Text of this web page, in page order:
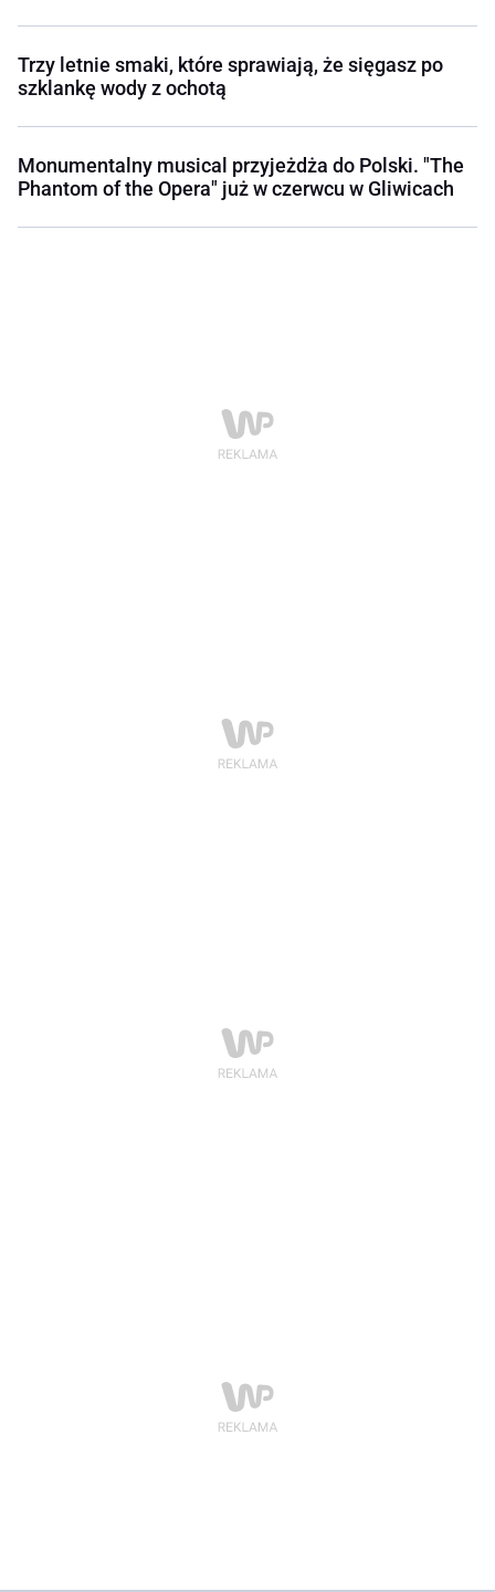
Trzy letnie smaki, które sprawiają, że sięgasz po
szklankę wody z ochotą
Monumentalny musical przyjeżdża do Polski. "The
Phantom of the Opera" już w czerwcu w Gliwicach